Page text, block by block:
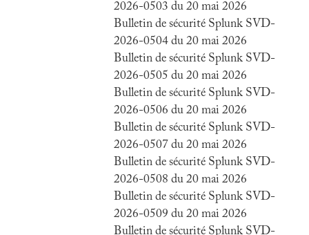
2026-0503 du 20 mai 2026
Bulletin de sécurité Splunk SVD-
2026-0504 du 20 mai 2026
Bulletin de sécurité Splunk SVD-
2026-0505 du 20 mai 2026
Bulletin de sécurité Splunk SVD-
2026-0506 du 20 mai 2026
Bulletin de sécurité Splunk SVD-
2026-0507 du 20 mai 2026
Bulletin de sécurité Splunk SVD-
2026-0508 du 20 mai 2026
Bulletin de sécurité Splunk SVD-
2026-0509 du 20 mai 2026
Bulletin de sécurité Splunk SVD-